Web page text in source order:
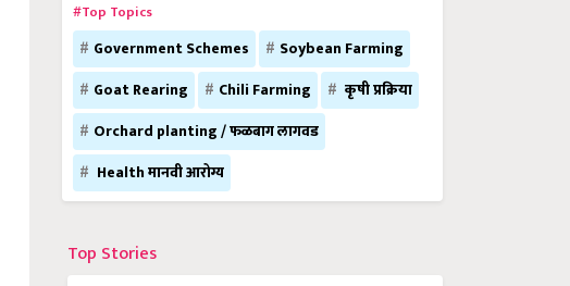
#Top Topics
Government Schemes
Soybean Farming
Goat Rearing
Chili Farming
कृषी प्रक्रिया
Orchard planting / फळबाग लागवड
Health मानवी आरोग्य
Top Stories